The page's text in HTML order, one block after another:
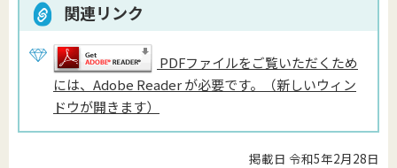
関連リンク
PDFファイルをご覧いただくため
には、Adobe Reader が必要です。（新しいウィン
ドウが開きます）
掲載日 令和5年2月28日